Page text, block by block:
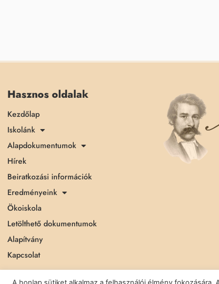
Hasznos oldalak
Kezdőlap
Iskolánk
Alapdokumentumok
Hírek
Beiratkozási információk
Eredményeink
Ökoiskola
Letölthető dokumentumok
Alapítvány
Kapcsolat